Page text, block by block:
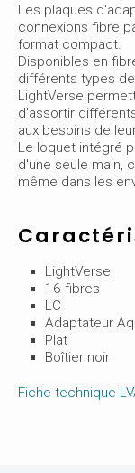
Les plaques
connexions fibre
format compact.
Disponibles en
différents types
LightVerse
d'assortir
aux besoins de
Le loquet intégré
d'une seule main,
même dans les
LightVerse
16 fibres
LC
Adaptateur
Plat
Boîtier noir
Fiche technique